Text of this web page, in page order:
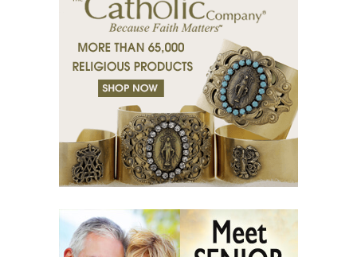
(37) Праведник бачить і чує.
(38) Сльози благодаті.
(39) Пустеля тіл.
(40) Праведник співчуває.
(41) Місія в любові.
(42) Раби і друзі.
(43) Гріх та очищення.
(44) Сльози в темряві - Cвітло в душі.
(45) Життя в стражданнях.
(46) Християнський шлях.